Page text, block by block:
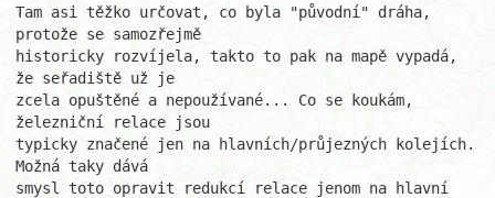
Tam asi těžko určovat, co byla "původní" dráha,
protože se samozřejmě
historicky rozvíjela, takto to pak na mapě vypadá,
že seřadiště už je
zcela opuštěné a nepoužívané... Co se koukám,
železniční relace jsou
typicky značené jen na hlavních/průjezných kolejích.
Možná taky dává
smysl toto opravit redukcí relace jenom na hlavní